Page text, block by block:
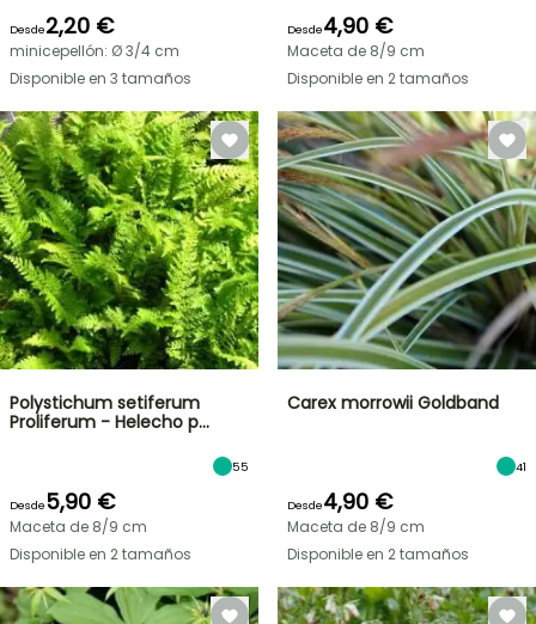
Desde2,20 €
minicepellón: Ø 3/4 cm
Disponible en 3 tamaños
Desde4,90 €
Maceta de 8/9 cm
Disponible en 2 tamaños
Polystichum setiferum
Proliferum - Helecho p…
55
Desde5,90 €
Maceta de 8/9 cm
Disponible en 2 tamaños
Carex morrowii Goldband
41
Desde4,90 €
Maceta de 8/9 cm
Disponible en 2 tamaños